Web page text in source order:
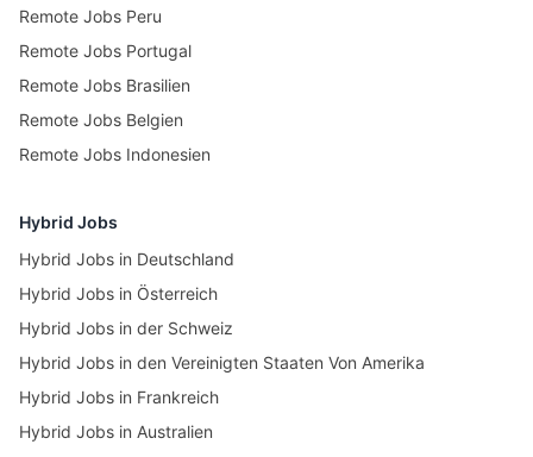
Remote Jobs Peru
Remote Jobs Portugal
Remote Jobs Brasilien
Remote Jobs Belgien
Remote Jobs Indonesien
Hybrid Jobs
Hybrid Jobs in Deutschland
Hybrid Jobs in Österreich
Hybrid Jobs in der Schweiz
Hybrid Jobs in den Vereinigten Staaten Von Amerika
Hybrid Jobs in Frankreich
Hybrid Jobs in Australien